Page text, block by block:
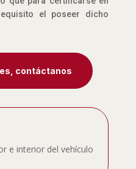
el poseer dicho
contáctanos
e interior del vehículo